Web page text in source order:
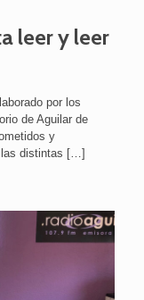
leer y leer
por los
de Aguilar de
y
distintas […]